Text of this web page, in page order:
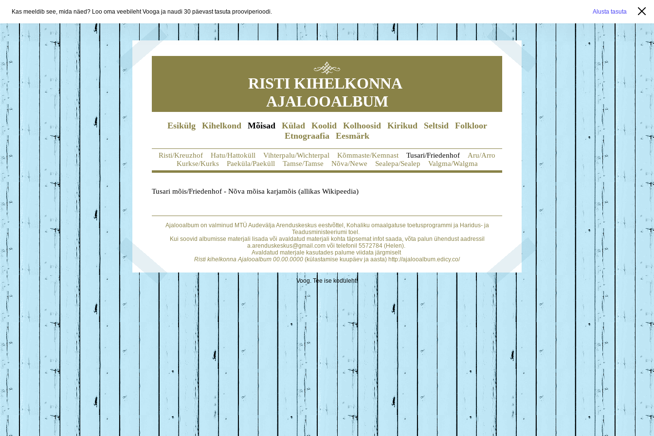
RISTI KIHELKONNA
AJALOOALBUM
Esikülg Kihelkond Mõisad Külad Koolid Kolhoosid Kirikud Seltsid
Folkloor
Etnograafia
Eesmärk
Risti/Kreuzhof Hatu/Hattoküll Vihterpalu/Wichterpal Kõmmaste/Kemnast Tusari/Friedenhof
Aru/Arro
Kurkse/Kurks
Paeküla/Paeküll Tamse/Tamse Nõva/Newe Sealepa/Sealep Valgma/Walgma
Tusari mõis/Friedenhof - Nõva mõisa karjamõis (allikas Wikipeedia)
Ajalooalbum on valminud MTÜ Audevälja Arenduskeskus eestvõttel, Kohaliku omaalgatuse toetusprogrammi ja Haridus- ja
Teadusministeeriumi toel.
Kui soovid albumisse materjali lisada või avaldatud materjali kohta täpsemat infot saada, võta palun ühendust aadressil
a.arenduskeskus@gmail.com või telefonil 5572784 (Helen).
Avaldatud materjale kasutades palume viidata järgmiselt
Risti kihelkonna Ajalooalbum 00.00.0000 (külastamise kuupäev ja aasta) http://ajalooalbum.edicy.co/
Voog. Tee ise koduleht!
Kas meeldib see, mida näed? Loo oma veebileht Vooga ja naudi 30 päevast tasuta prooviperioodi. Alusta tasuta